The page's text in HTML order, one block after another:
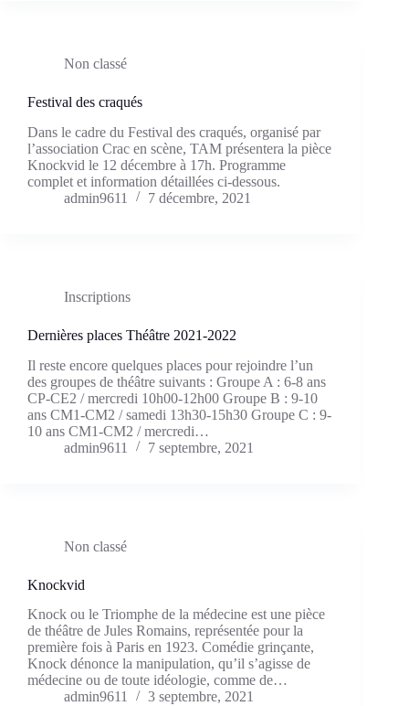
Non classé
Festival des craqués
Dans le cadre du Festival des craqués, organisé par
l’association Crac en scène, TAM présentera la pièce
Knockvid le 12 décembre à 17h. Programme
complet et information détaillées ci-dessous.
admin9611
7 décembre, 2021
Inscriptions
Dernières places Théâtre 2021-2022
Il reste encore quelques places pour rejoindre l’un
des groupes de théâtre suivants : Groupe A : 6-8 ans
CP-CE2 / mercredi 10h00-12h00 Groupe B : 9-10
ans CM1-CM2 / samedi 13h30-15h30 Groupe C : 9-
10 ans CM1-CM2 / mercredi…
admin9611
7 septembre, 2021
Non classé
Knockvid
Knock ou le Triomphe de la médecine est une pièce
de théâtre de Jules Romains, représentée pour la
première fois à Paris en 1923. Comédie grinçante,
Knock dénonce la manipulation, qu’il s’agisse de
médecine ou de toute idéologie, comme de…
admin9611
3 septembre, 2021